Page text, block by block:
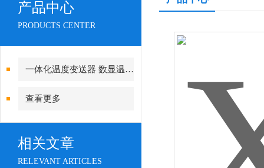
产品中心
PRODUCTS CENTER
一体化温度变送器 数显温度计
查看更多
相关文章
RELEVANT ARTICLES